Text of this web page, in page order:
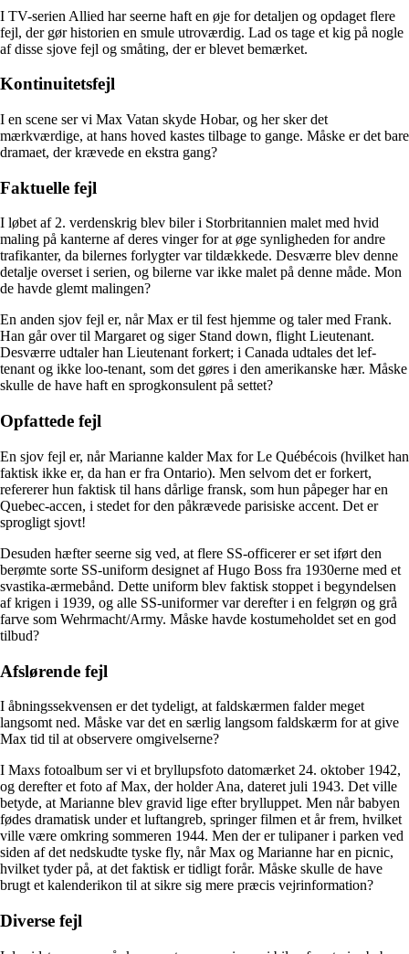
I TV-serien Allied har seerne haft en øje for detaljen og opdaget flere
fejl, der gør historien en smule utroværdig. Lad os tage et kig på nogle
af disse sjove fejl og småting, der er blevet bemærket.
Kontinuitetsfejl
I en scene ser vi Max Vatan skyde Hobar, og her sker det
mærkværdige, at hans hoved kastes tilbage to gange. Måske er det bare
dramaet, der krævede en ekstra gang?
Faktuelle fejl
I løbet af 2. verdenskrig blev biler i Storbritannien malet med hvid
maling på kanterne af deres vinger for at øge synligheden for andre
trafikanter, da bilernes forlygter var tildækkede. Desværre blev denne
detalje overset i serien, og bilerne var ikke malet på denne måde. Mon
de havde glemt malingen?
En anden sjov fejl er, når Max er til fest hjemme og taler med Frank.
Han går over til Margaret og siger Stand down, flight Lieutenant.
Desværre udtaler han Lieutenant forkert; i Canada udtales det lef-
tenant og ikke loo-tenant, som det gøres i den amerikanske hær. Måske
skulle de have haft en sprogkonsulent på settet?
Opfattede fejl
En sjov fejl er, når Marianne kalder Max for Le Québécois (hvilket han
faktisk ikke er, da han er fra Ontario). Men selvom det er forkert,
refererer hun faktisk til hans dårlige fransk, som hun påpeger har en
Quebec-accen, i stedet for den påkrævede parisiske accent. Det er
sprogligt sjovt!
Desuden hæfter seerne sig ved, at flere SS-officerer er set iført den
berømte sorte SS-uniform designet af Hugo Boss fra 1930erne med et
svastika-ærmebånd. Dette uniform blev faktisk stoppet i begyndelsen
af krigen i 1939, og alle SS-uniformer var derefter i en felgrøn og grå
farve som Wehrmacht/Army. Måske havde kostumeholdet set en god
tilbud?
Afslørende fejl
I åbningssekvensen er det tydeligt, at faldskærmen falder meget
langsomt ned. Måske var det en særlig langsom faldskærm for at give
Max tid til at observere omgivelserne?
I Maxs fotoalbum ser vi et bryllupsfoto datomærket 24. oktober 1942,
og derefter et foto af Max, der holder Ana, dateret juli 1943. Det ville
betyde, at Marianne blev gravid lige efter brylluppet. Men når babyen
fødes dramatisk under et luftangreb, springer filmen et år frem, hvilket
ville være omkring sommeren 1944. Men der er tulipaner i parken ved
siden af det nedskudte tyske fly, når Max og Marianne har en picnic,
hvilket tyder på, at det faktisk er tidligt forår. Måske skulle de have
brugt et kalenderikon til at sikre sig mere præcis vejrinformation?
Diverse fejl